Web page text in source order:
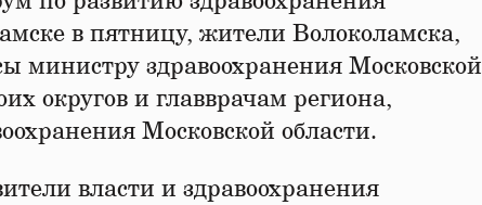
в пятницу, жители Волоколамска,
министру здравоохранения Московской
округов и главврачам региона,
Московской области.
власти и здравоохранения